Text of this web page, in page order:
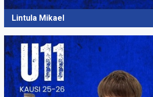
Lintula Mikael